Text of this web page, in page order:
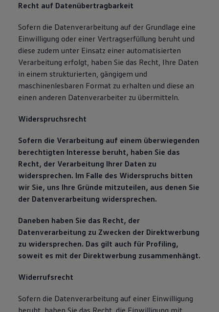
Recht auf Datenübertragbarkeit
Sofern die Datenverarbeitung auf der Grundlage eine
Einwilligung oder einer Vertragserfüllung beruht und
diese zudem unter Einsatz einer automatisierten
Verarbeitung erfolgt, haben Sie das Recht, Ihre Daten
in einem strukturierten, gängigem und
maschinenlesbaren Format zu erhalten und diese an
einen anderen Datenverarbeiter zu übermitteln.
Widerspruchsrecht
Sofern die Verarbeitung auf einem überwiegenden
berechtigten Interesse beruht, haben Sie das
Recht, der Verarbeitung Ihrer Daten zu
widersprechen. Im Falle des Widerspruchs bitten
wir Sie, uns Ihre Gründe mitzuteilen, aus denen Sie
der Datenverarbeitung widersprechen.
Daneben haben Sie das Recht, der
Datenverarbeitung zu Zwecken der Direktwerbung
zu widersprechen. Das gilt auch für Profiling,
soweit es mit der Direktwerbung zusammenhängt.
Widerrufsrecht
Sofern die Datenverarbeitung auf einer Einwilligung
beruht, haben Sie das Recht, die Einwilligung mit